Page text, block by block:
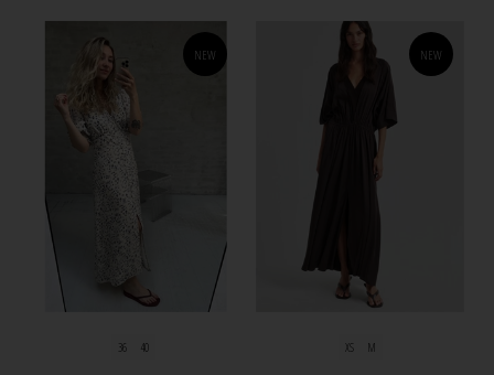
NEW
36 40
NEW
XS M